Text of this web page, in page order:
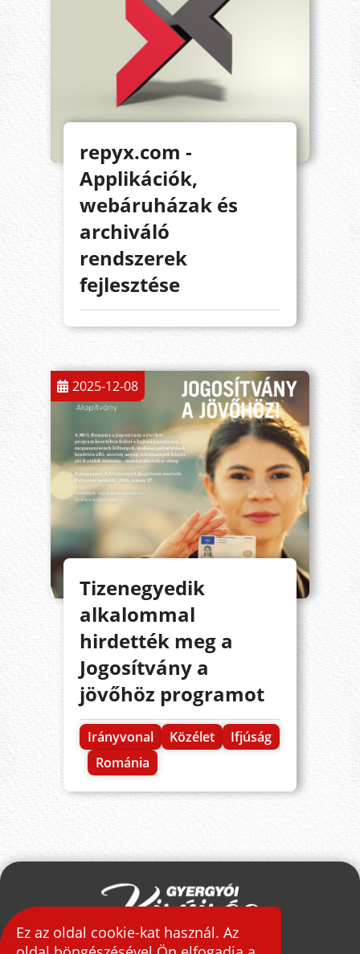
repyx.com -
Applikációk,
webáruházak és
archiváló
rendszerek
fejlesztése
2025-12-08
Tizenegyedik
alkalommal
hirdették meg a
Jogosítvány a
jövőhöz programot
Irányvonal Közélet
Ifjúság
Románia
Ez az oldal cookie-kat használ. Az